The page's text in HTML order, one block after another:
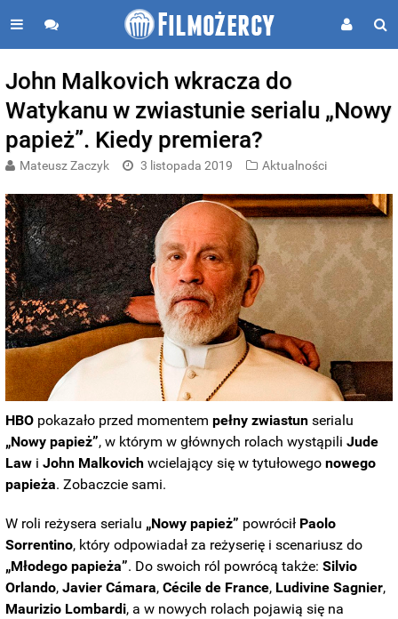
John Malkovich wkracza do
Watykanu w zwiastunie serialu „Nowy
papież”. Kiedy premiera?
Mateusz Zaczyk 3 listopada 2019 Aktualności
HBO pokazało przed momentempełny zwiastun serialu
„Nowy papież”, w którym w głównych rolach wystąpiliJude
Law iJohn Malkovich wcielający się w tytułowegonowego
papieża. Zobaczcie sami.
W roli reżysera serialu „Nowy papież” powrócił Paolo
Sorrentino, który odpowiadał za reżyserię i scenariusz do
„Młodego papieża”. Do swoich ról powrócą także:Silvio
Orlando,Javier Cámara,Cécile de France, Ludivine Sagnier,
Maurizio Lombardi, a w nowych rolach pojawią się na